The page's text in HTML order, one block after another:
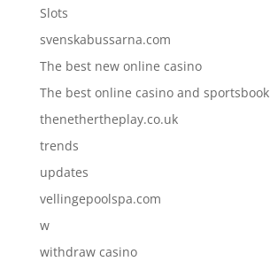
Slots
svenskabussarna.com
The best new online casino
The best online casino and sportsbook
thenethertheplay.co.uk
trends
updates
vellingepoolspa.com
w
withdraw casino